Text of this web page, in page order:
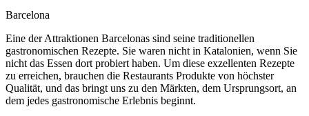
Barcelona
Eine der Attraktionen Barcelonas sind seine traditionellen
gastronomischen Rezepte. Sie waren nicht in Katalonien, wenn Sie
nicht das Essen dort probiert haben. Um diese exzellenten Rezepte
zu erreichen, brauchen die Restaurants Produkte von höchster
Qualität, und das bringt uns zu den Märkten, dem Ursprungsort, an
dem jedes gastronomische Erlebnis beginnt.